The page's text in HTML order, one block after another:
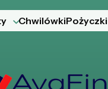
ChwilówkiPożyczki